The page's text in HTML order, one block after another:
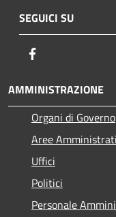
SEGUICI SU
AMMINISTRAZIONE
Organi di Governo
Aree
Uffici
Politici
Personale